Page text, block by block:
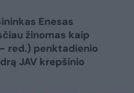
Enesas
žinomas kaip
red.) penktadienio
JAV krepšinio